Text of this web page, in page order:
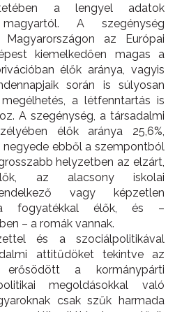
a lengyel adatok
A szegénység
az Európai
kiemelkedően magas a
élők aránya, vagyis
során is súlyosan
a létfenntartás is
A szegénység, a társadalmi
élők aránya 25,6%,
ebből a szempontból
helyzetben az elzárt,
az alacsony iskolai
vagy képzetlen
a fogyatékkal élők, és –
– a romák vannak.
és a szociálpolitikával
attitűdöket tekintve az
a kormánypárti
megoldásokkal való
csak szűk harmada